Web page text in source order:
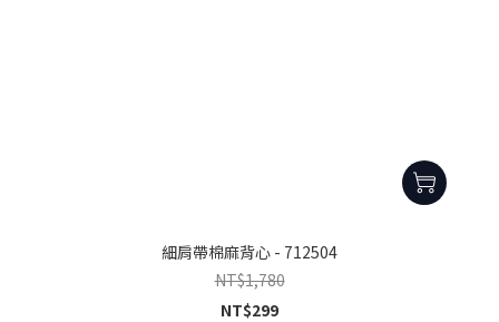
細肩帶棉麻背心 - 712504
NT$1,780
NT$299